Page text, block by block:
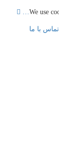
تماس با ما
We use